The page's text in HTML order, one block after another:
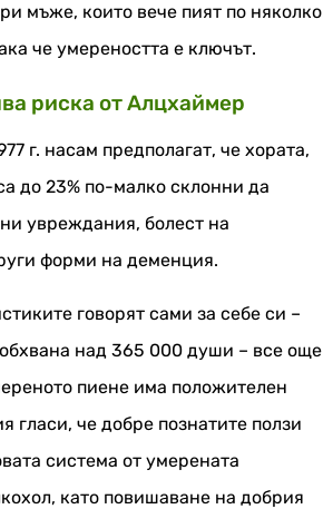
мъже, които вече пият по няколко
че умереността е ключът.
риска от Алцхаймер
г. насам предполагат, че хората,
до 23% по-малко склонни да
увреждания, болест на
форми на деменция.
говорят сами за себе си –
над 365 000 души – все още
пиене има положителен
гласи, че добре познатите ползи
система от умерената
като повишаване на добрия